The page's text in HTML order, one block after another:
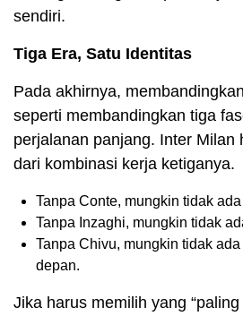
sendiri.
Tiga Era, Satu Identitas
Pada akhirnya,
seperti membandingkan tiga
perjalanan panjang. Inter Milan
dari kombinasi kerja ketiganya.
Tanpa Conte, mungkin tidak
Tanpa Inzaghi, mungkin tidak
Tanpa Chivu, mungkin tidak
depan.
Jika harus memilih yang “paling